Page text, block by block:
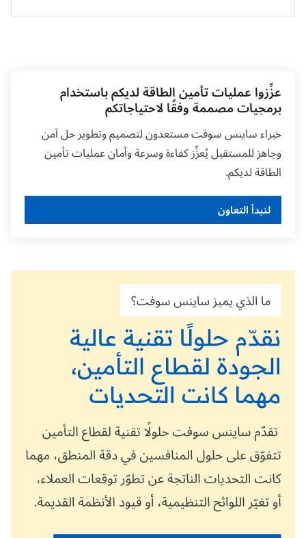
عزِّزوا عمليات تأمين الطاقة لديكم باستخدام
برمجيات مصممة وفقًا لاحتياجاتكم
خبراء ساينس سوفت مستعدون لتصميم وتطوير حل آمن
وجاهز للمستقبل يُعزِّز كفاءة وسرعة وأمان عمليات تأمين
الطاقة لديكم.
لنبدأ التعاون